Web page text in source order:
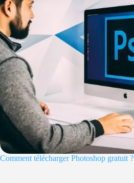
Comment télécharger Photoshop gratuit ?